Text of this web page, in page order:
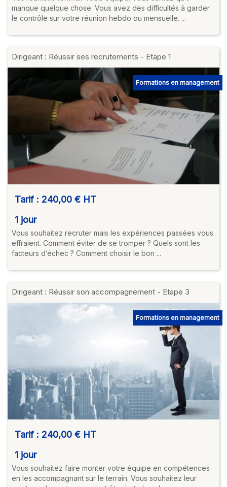
manque quelque chose. Vous avez des difficultés à garder
le contrôle sur votre réunion hebdo ou mensuelle. ...
Dirigeant : Réussir ses recrutements - Etape 1
Formations en management
Tarif : 240,00 € HT
1 jour
Vous souhaitez recruter mais les expériences passées vous
effraient. Comment éviter de se tromper ? Quels sont les
facteurs d’échec ? Comment choisir le bon ...
Dirigeant : Réussir son accompagnement - Etape 3
Formations en management
Tarif : 240,00 € HT
1 jour
Vous souhaitez faire monter votre équipe en compétences
en les accompagnant sur le terrain. Vous souhaitez leur